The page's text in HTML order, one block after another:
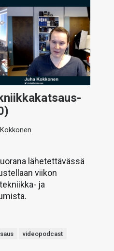
lähetettävässä
viikon
ja
videopodcast